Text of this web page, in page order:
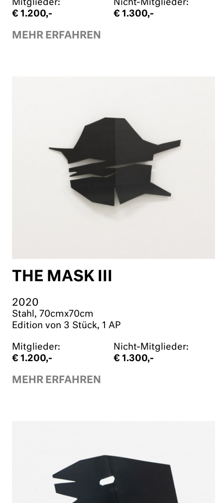
Mitglieder:
€ 1.200,-
Nicht-Mitglieder:
€ 1.300,-
MEHR ERFAHREN
THE MASK III
2020
Stahl, 70cmx70cm
Edition von 3 Stück, 1 AP
Mitglieder:
€ 1.200,-
Nicht-Mitglieder:
€ 1.300,-
MEHR ERFAHREN